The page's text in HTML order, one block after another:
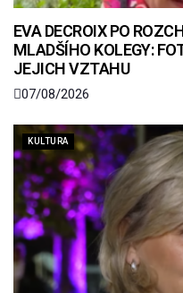
EVA DECROIX PO
MLADŠÍHO KOLEGY:
JEJICH VZTAHU
07/08/2026
KULTURA